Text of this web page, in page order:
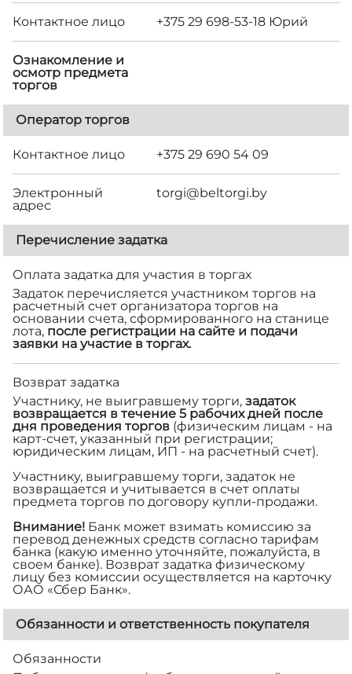
Контактное лицо +375 29 698-53-18 Юрий
Ознакомление и
осмотр предмета
торгов
Оператор торгов
Контактное лицо +375 29 690 54 09
Электронный
адрес
torgi@beltorgi.by
Перечисление задатка
Оплата задатка для участия в торгах
Задаток перечисляется участником торгов на
расчетный счет организатора торгов на
основании счета, сформированного на станице
лота, после регистрации на сайте и подачи
заявки на участие в торгах.
Возврат задатка
Участнику, не выигравшему торги, задаток
возвращается в течение 5 рабочих дней после
дня проведения торгов (физическим лицам - на
карт-счет, указанный при регистрации;
юридическим лицам, ИП - на расчетный счет).
Участнику, выигравшему торги, задаток не
возвращается и учитывается в счет оплаты
предмета торгов по договору купли-продажи.
Внимание! Банк может взимать комиссию за
перевод денежных средств согласно тарифам
банка (какую именно уточняйте, пожалуйста, в
своем банке). Возврат задатка физическому
лицу без комиссии осуществляется на карточку
ОАО «Сбер Банк».
Обязанности и ответственность покупателя
Обязанности